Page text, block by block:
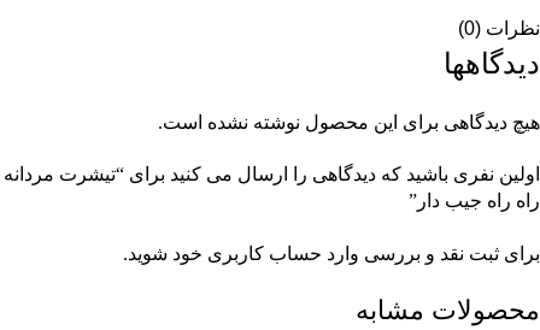
نظرات (0)
دیدگاهها
هیچ دیدگاهی برای این محصول نوشته نشده است.
اولین نفری باشید که دیدگاهی را ارسال می کنید برای “تیشرت مردانه
راه راه جیب دار”
برای ثبت نقد و بررسی وارد حساب کاربری خود شوید.
محصولات مشابه